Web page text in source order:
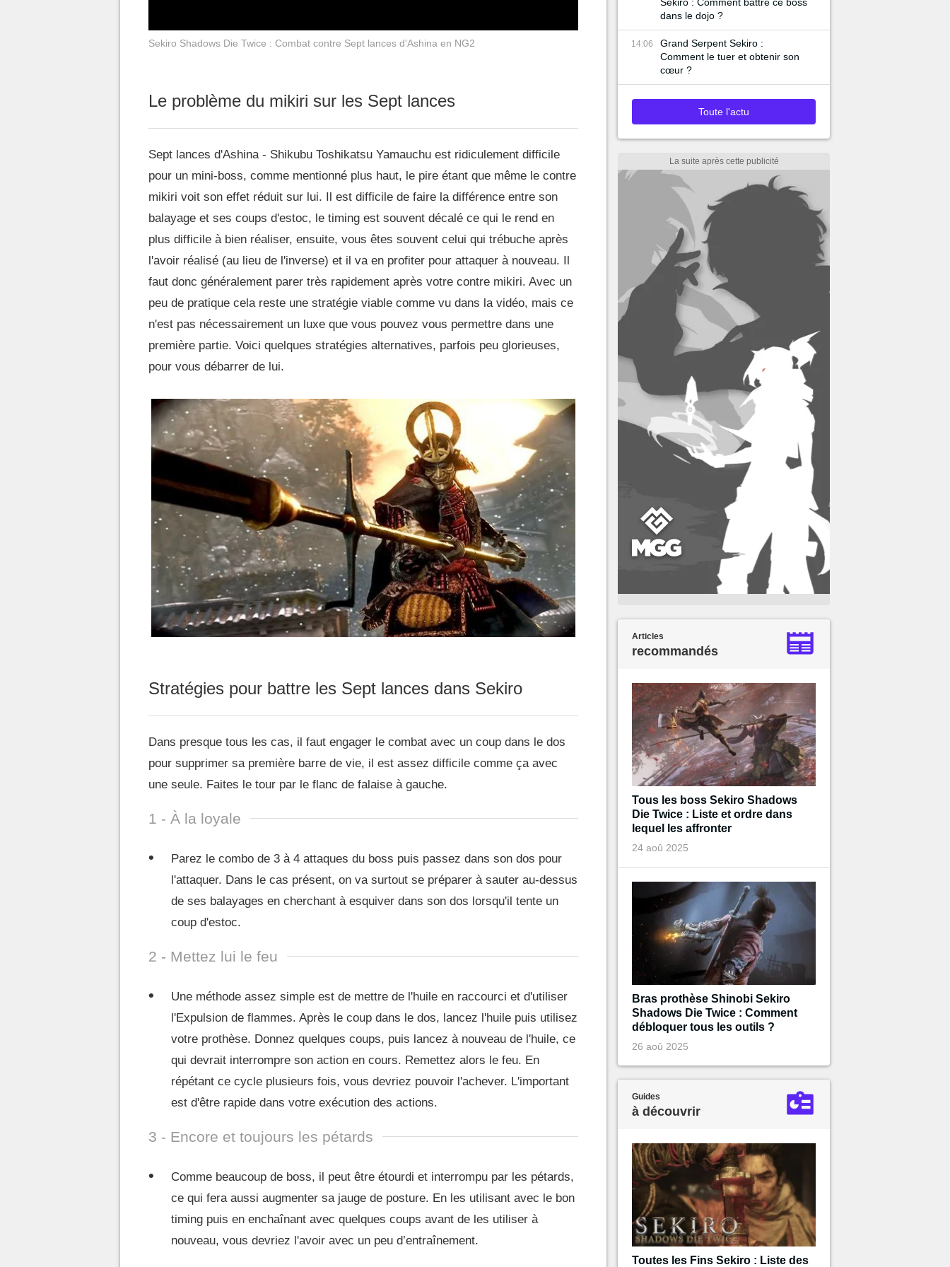
Sekiro Shadows Die Twice : Combat contre Sept lances d'Ashina en NG2
Le problème du mikiri sur les Sept lances
Sept lances d'Ashina - Shikubu Toshikatsu Yamauchu est ridiculement difficile
pour un mini-boss, comme mentionné plus haut, le pire étant que même le contre
mikiri voit son effet réduit sur lui. Il est difficile de faire la différence entre son
balayage et ses coups d'estoc, le timing est souvent décalé ce qui le rend en
plus difficile à bien réaliser, ensuite, vous êtes souvent celui qui trébuche après
l'avoir réalisé (au lieu de l'inverse) et il va en profiter pour attaquer à nouveau. Il
faut donc généralement parer très rapidement après votre contre mikiri. Avec un
peu de pratique cela reste une stratégie viable comme vu dans la vidéo, mais ce
n'est pas nécessairement un luxe que vous pouvez vous permettre dans une
première partie. Voici quelques stratégies alternatives, parfois peu glorieuses,
pour vous débarrer de lui.
Stratégies pour battre les Sept lances dans Sekiro
Dans presque tous les cas, il faut engager le combat avec un coup dans le dos
pour supprimer sa première barre de vie, il est assez difficile comme ça avec
une seule. Faites le tour par le flanc de falaise à gauche.
1 - À la loyale
Parez le combo de 3 à 4 attaques du boss puis passez dans son dos pour
l'attaquer. Dans le cas présent, on va surtout se préparer à sauter au-dessus
de ses balayages en cherchant à esquiver dans son dos lorsqu'il tente un
coup d'estoc.
2 - Mettez lui le feu
Une méthode assez simple est de mettre de l'huile en raccourci et d'utiliser
l'Expulsion de flammes. Après le coup dans le dos, lancez l'huile puis utilisez
votre prothèse. Donnez quelques coups, puis lancez à nouveau de l'huile, ce
qui devrait interrompre son action en cours. Remettez alors le feu. En
répétant ce cycle plusieurs fois, vous devriez pouvoir l'achever. L'important
est d'être rapide dans votre exécution des actions.
3 - Encore et toujours les pétards
Comme beaucoup de boss, il peut être étourdi et interrompu par les pétards,
ce qui fera aussi augmenter sa jauge de posture. En les utilisant avec le bon
timing puis en enchaînant avec quelques coups avant de les utiliser à
nouveau, vous devriez l'avoir avec un peu d’entraînement.
dans le dojo ?
14:06
Grand Serpent Sekiro :
Comment le tuer et obtenir son
cœur ?
Toute l'actu
Articles
recommandés
Tous les boss Sekiro Shadows
Die Twice : Liste et ordre dans
lequel les affronter
24 aoû 2025
Bras prothèse Shinobi Sekiro
Shadows Die Twice : Comment
débloquer tous les outils ?
26 aoû 2025
Guides
à découvrir
Toutes les Fins Sekiro : Liste des